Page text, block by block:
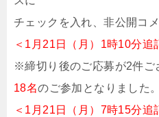
チェックを入れ、非公開コ
＜1月21日（月）1時10分追
※締切り後のご応募が2件ご
18名のご参加となりました。
＜1月21日（月）7時15分追